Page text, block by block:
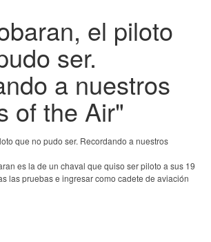
el piloto
ser.
a nuestros
of the Air"
es la de un chaval que quiso ser piloto a sus 19
las pruebas e ingresar como cadete de aviación